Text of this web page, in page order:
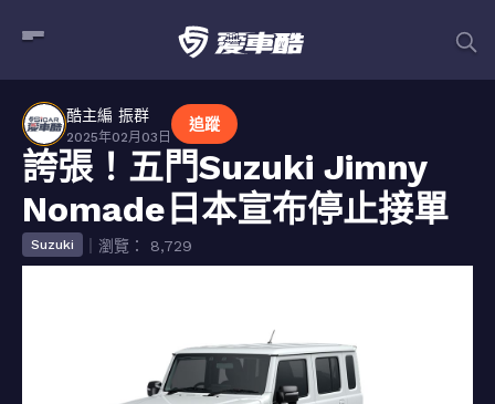
酷主編 振群
2025年02月03日
追蹤
誇張！五門Suzuki Jimny
Nomade日本宣布停止接單
Suzuki ｜瀏覽： 8,729